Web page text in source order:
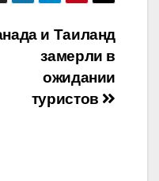
и Таиланд
замерли в
ожидании
туристов